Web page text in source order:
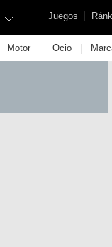
Juegos |
Motor | Ocio |